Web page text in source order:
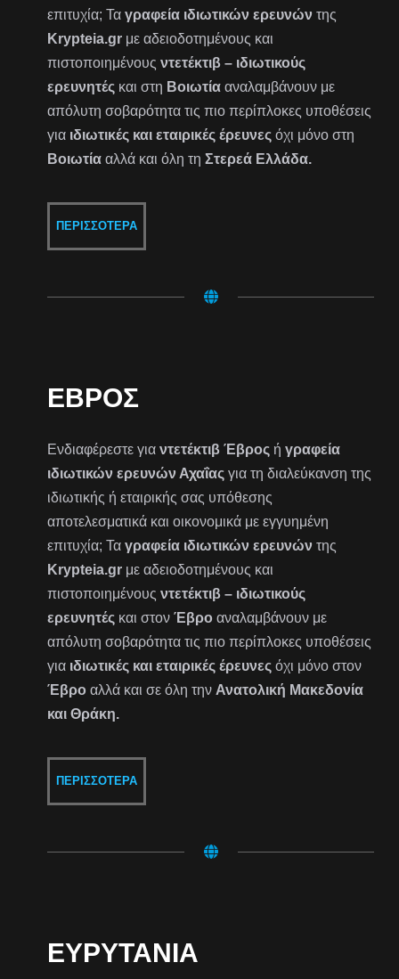
επιτυχία; Ταγραφεία ιδιωτικών ερευνών της
Krypteia.gr με αδειοδοτημένους και
πιστοποιημένουςντετέκτιβ – ιδιωτικούς
ερευνητές και στη Βοιωτία αναλαμβάνουν με
απόλυτη σοβαρότητα τις πιο περίπλοκες υποθέσεις
για ιδιωτικές και εταιρικές έρευνες όχι μόνο στη
Βοιωτία αλλά και όλη τηΣτερεά Ελλάδα.
ΠΕΡΙΣΣΌΤΕΡΑ
ΈΒΡΟΣ
Ενδιαφέρεστε γιαντετέκτιβ Έβρος ήγραφεία
ιδιωτικών ερευνών Αχαΐας για τη διαλεύκανση της
ιδιωτικής ή εταιρικής σας υπόθεσης
αποτελεσματικά και οικονομικά με εγγυημένη
επιτυχία; Ταγραφεία ιδιωτικών ερευνών της
Krypteia.gr με αδειοδοτημένους και
πιστοποιημένουςντετέκτιβ – ιδιωτικούς
ερευνητές και στονΈβρο αναλαμβάνουν με
απόλυτη σοβαρότητα τις πιο περίπλοκες υποθέσεις
για ιδιωτικές και εταιρικές έρευνες όχι μόνο στον
Έβρο αλλά και σε όλη την Ανατολική Μακεδονία
και Θράκη.
ΠΕΡΙΣΣΌΤΕΡΑ
ΕΥΡΥΤΑΝΊΑ